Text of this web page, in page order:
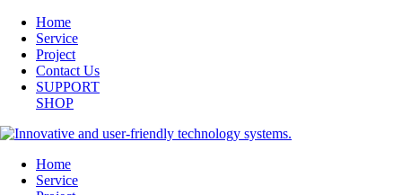
Home
Service
Project
Contact Us
SUPPORT
SHOP
Home
Service